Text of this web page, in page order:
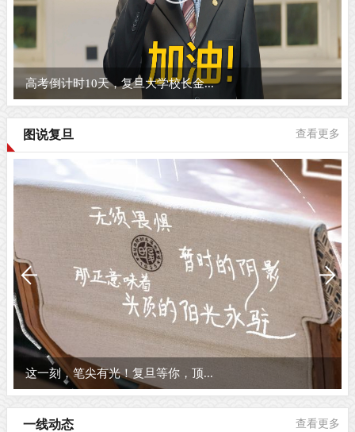
高考倒计时10天，复旦大学校长金...
图说复旦 查看更多
这一刻，笔尖有光！复旦等你，顶...
一线动态 查看更多